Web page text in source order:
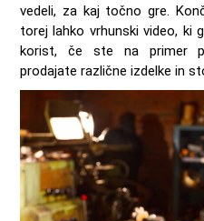
vedeli, za kaj točno gre.
torej lahko vrhunski video, ki
korist, če ste na primer
prodajate različne izdelke in